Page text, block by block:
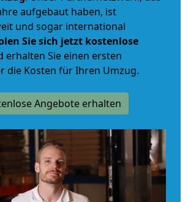
aufgebaut haben, ist
und sogar international
Sie sich jetzt kostenlose
erhalten Sie einen ersten
die Kosten für Ihren Umzug.
Angebote erhalten